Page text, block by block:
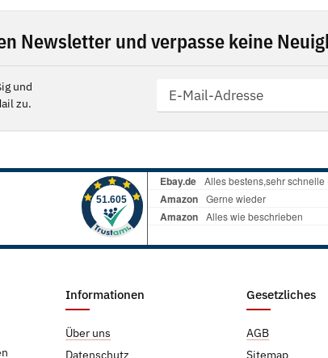
Newsletter und verpasse keine
und
zu.
Informationen
Über uns
Datenschutz
Gesetzliches
AGB
Sitemap